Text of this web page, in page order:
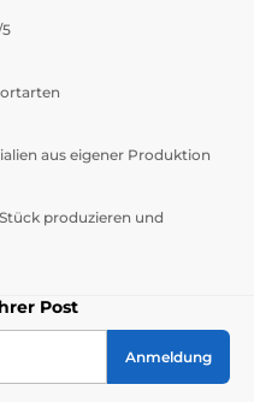
aus eigener Produktion
produzieren und
Post
Anmeldung